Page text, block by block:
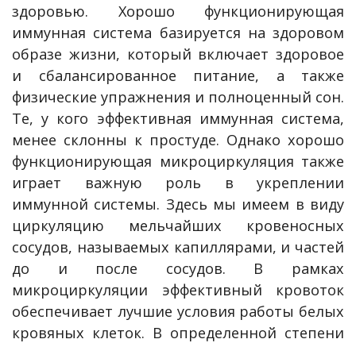
здоровью. Хорошо функционирующая
иммунная система базируется на здоровом
образе жизни, который включает здоровое
и сбалансированное питание, а также
физические упражнения и полноценный сон.
Те, у кого эффективная иммунная система,
менее склонны к простуде. Однако хорошо
функционирующая микроциркуляция также
играет важную роль в укреплении
иммунной системы. Здесь мы имеем в виду
циркуляцию мельчайших кровеносных
сосудов, называемых капиллярами, и частей
до и после сосудов. В рамках
микроциркуляции эффективный кровоток
обеспечивает лучшие условия работы белых
кровяных клеток. В определенной степени